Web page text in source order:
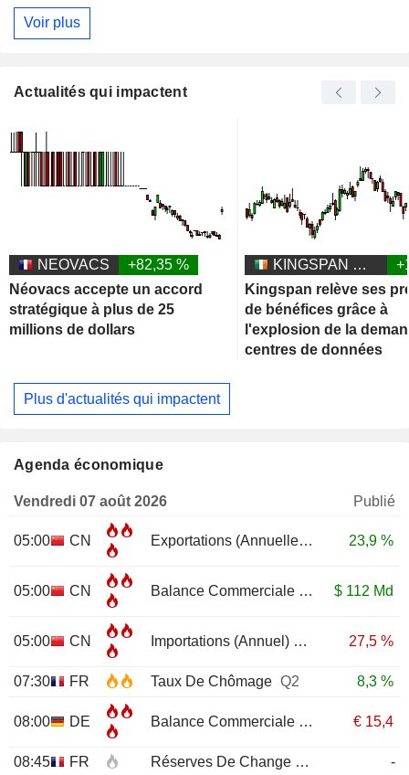
Voir plus
Actualités qui impactent
NEOVACS
+82,35 %
Néovacs accepte un accord
stratégique à plus de 25
millions de dollars
KINGSPAN GROUP PLC
Kingspan relève ses
de bénéfices grâce à
l'explosion de la
centres de données
Plus d'actualités qui impactent
Agenda économique
Vendredi 07 août 2026 Publié
05:00 CN Exportations (Annuelle) 23,9 %
05:00 CN Balance CommercialeJUL $ 112 Md
05:00 CN Importations (Annuel)JUL 27,5 %
07:30 FR Taux De Chômage Q2 8,3 %
08:00 DE Balance CommercialeJUN € 15,4
08:45 FR Réserves De ChangeJUL
-